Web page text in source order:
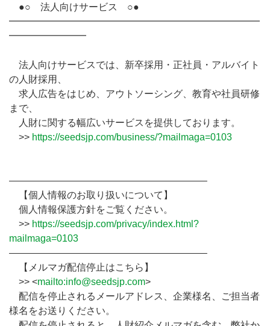
●○ 法人向けサービス ○●
━━━━━━━━━━━━━━━━━━━━━━━━━━
━━━━━━━━
法人向けサービスでは、新卒採用・正社員・アルバイト
の人財採用、
求人広告をはじめ、アウトソーシング、教育や社員研修
まで、
人財に関する幅広いサービスを提供しております。
>> https://seedsjp.com/business/?mailmaga=0103
————————————————————–
【個人情報のお取り扱いについて】
個人情報保護方針をご覧ください。
>> https://seedsjp.com/privacy/index.html?
mailmaga=0103
————————————————————–
【メルマガ配信停止はこちら】
>> <mailto:info@seedsjp.com>
配信を停止されるメールアドレス、企業様名、ご担当者
様名をお送りください。